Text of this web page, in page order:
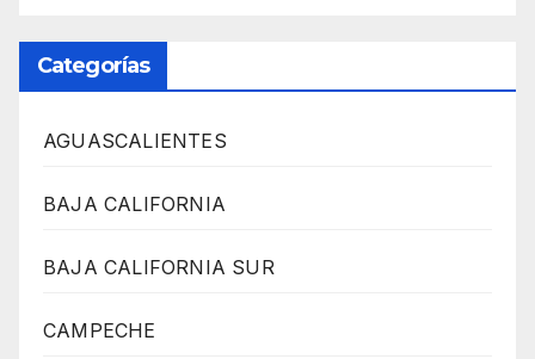
Categorías
AGUASCALIENTES
BAJA CALIFORNIA
BAJA CALIFORNIA SUR
CAMPECHE